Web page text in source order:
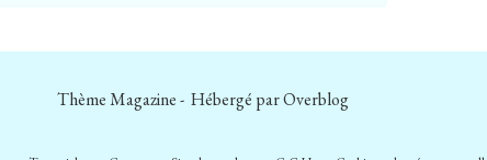
Thème Magazine - Hébergé parOverblog